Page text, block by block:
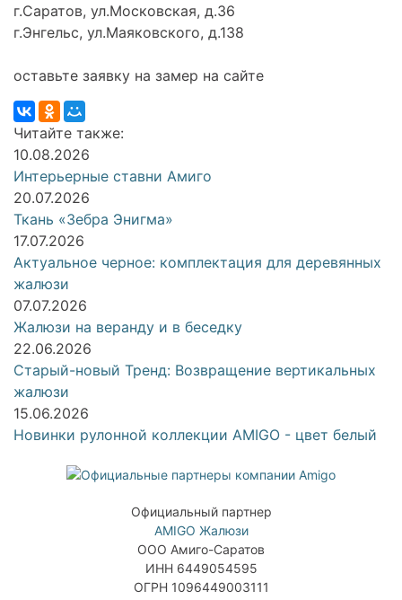
г.Саратов, ул.Московская, д.36
г.Энгельс, ул.Маяковского, д.138
оставьте заявку на замер на сайте
Читайте также:
10.08.2026
Интерьерные ставни Амиго
20.07.2026
Ткань «Зебра Энигма»
17.07.2026
Актуальное черное: комплектация для деревянных
жалюзи
07.07.2026
Жалюзи на веранду и в беседку
22.06.2026
Старый-новый Тренд: Возвращение вертикальных
жалюзи
15.06.2026
Новинки рулонной коллекции AMIGO - цвет белый
Официальный партнер
AMIGO Жалюзи
ООО Амиго-Саратов
ИНН 6449054595
ОГРН 1096449003111